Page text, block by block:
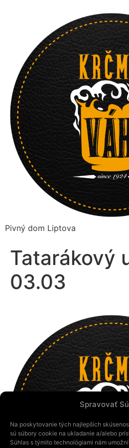
Spravovať
Na poskytovanie tých najlepších
sú súbory cookie na ukladanie a/alebo
Súhlas s týmito technológiami nám
Pivný dom Liptova
Tatarákový
03.03